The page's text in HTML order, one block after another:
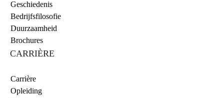
Geschiedenis
Bedrijfsfilosofie
Duurzaamheid
Brochures
CARRIÈRE
Carrière
Opleiding